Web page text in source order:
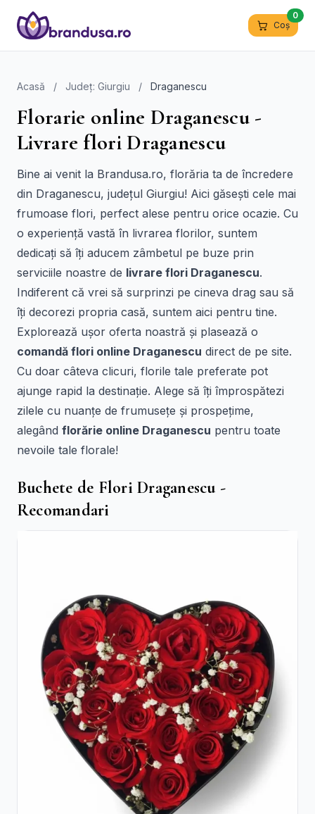
Coș
0
Acasă / Județ: Giurgiu / Draganescu
Florarie online Draganescu -
Livrare flori Draganescu
Bine ai venit la Brandusa.ro, florăria ta de încredere
din Draganescu, județul Giurgiu! Aici găsești cele mai
frumoase flori, perfect alese pentru orice ocazie. Cu
o experiență vastă în livrarea florilor, suntem
dedicați să îți aducem zâmbetul pe buze prin
serviciile noastre de livrare flori Draganescu.
Indiferent că vrei să surprinzi pe cineva drag sau să
îți decorezi propria casă, suntem aici pentru tine.
Explorează ușor oferta noastră și plasează o
comandă flori online Draganescu direct de pe site.
Cu doar câteva clicuri, florile tale preferate pot
ajunge rapid la destinație. Alege să îți împrospătezi
zilele cu nuanțe de frumusețe și prospețime,
alegând florărie online Draganescu pentru toate
nevoile tale florale!
Buchete de Flori Draganescu -
Recomandari